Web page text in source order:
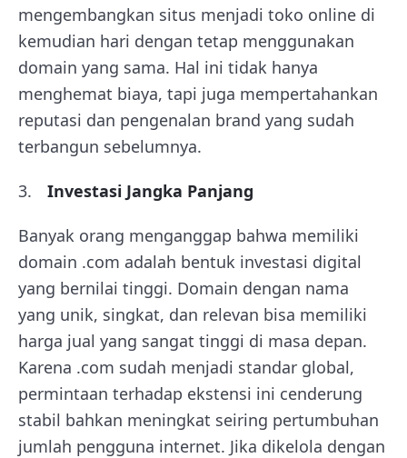
mengembangkan situs menjadi toko online di
kemudian hari dengan tetap menggunakan
domain yang sama. Hal ini tidak hanya
menghemat biaya, tapi juga mempertahankan
reputasi dan pengenalan brand yang sudah
terbangun sebelumnya.
Investasi Jangka Panjang
Banyak orang menganggap bahwa memiliki
domain .com adalah bentuk investasi digital
yang bernilai tinggi. Domain dengan nama
yang unik, singkat, dan relevan bisa memiliki
harga jual yang sangat tinggi di masa depan.
Karena .com sudah menjadi standar global,
permintaan terhadap ekstensi ini cenderung
stabil bahkan meningkat seiring pertumbuhan
jumlah pengguna internet. Jika dikelola dengan